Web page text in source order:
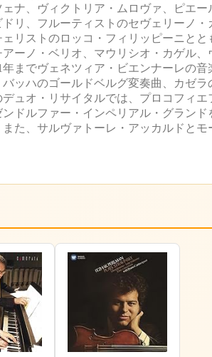
ナ、ヴィクトリア・ムロヴァ、ピエー
リ、フルーティストのセヴェリーノ・
リストのロッコ・フィリッピーニとと
ーノ・ベリオ、マウリシオ・カゲル、
までヴェネツィア・ビエンナーレの音
ッハのゴールドベルグ変奏曲、カゼラ
ュオ・リサイタルでは、プロコフィエ
ドルファー・インペリアル・グランド
た、サルヴァトーレ・アッカルドとモ